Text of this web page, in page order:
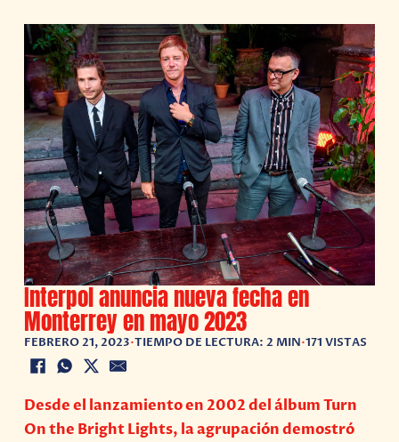
Interpol anuncia nueva fecha en
Monterrey en mayo 2023
FEBRERO 21, 2023•TIEMPO DE LECTURA: 2 MIN•171 VISTAS
Desde el lanzamiento en 2002 del álbum Turn
On the Bright Lights, la agrupación demostró